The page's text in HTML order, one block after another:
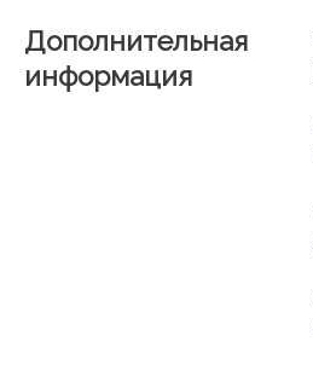
Дополнительная
информация